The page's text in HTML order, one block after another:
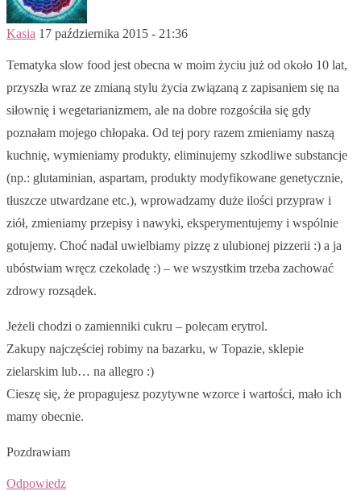
Kasia 17 października 2015 - 21:36
Tematyka slow food jest obecna w moim życiu już od około 10 lat,
przyszła wraz ze zmianą stylu życia związaną z zapisaniem się na
siłownię i wegetarianizmem, ale na dobre rozgościła się gdy
poznałam mojego chłopaka. Od tej pory razem zmieniamy naszą
kuchnię, wymieniamy produkty, eliminujemy szkodliwe substancje
(np.: glutaminian, aspartam, produkty modyfikowane genetycznie,
tłuszcze utwardzane etc.), wprowadzamy duże ilości przypraw i
ziół, zmieniamy przepisy i nawyki, eksperymentujemy i wspólnie
gotujemy. Choć nadal uwielbiamy pizzę z ulubionej pizzerii :) a ja
ubóstwiam wręcz czekoladę :) – we wszystkim trzeba zachować
zdrowy rozsądek.
Jeżeli chodzi o zamienniki cukru – polecam erytrol.
Zakupy najczęściej robimy na bazarku, w Topazie, sklepie
zielarskim lub… na allegro :)
Cieszę się, że propagujesz pozytywne wzorce i wartości, mało ich
mamy obecnie.
Pozdrawiam
Odpowiedz